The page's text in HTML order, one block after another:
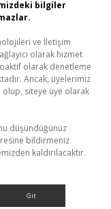
bilgiler
ve İletişim
olarak hizmet
olarak denetleme
Ancak, üyelerimiz
olup, siteye üye olarak
düşündüğünüz
bildirmeniz
kaldırılacaktır.